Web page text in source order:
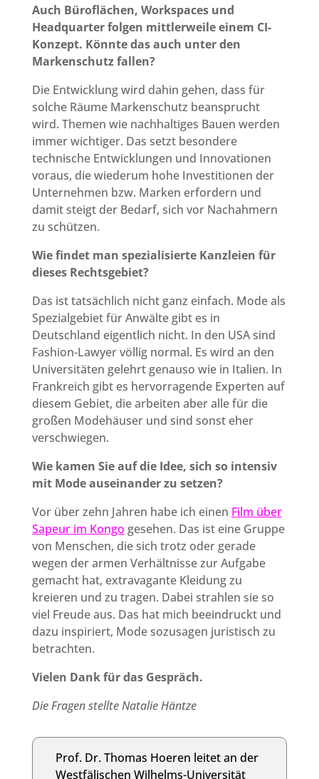
Auch Büroflächen, Workspaces und
Headquarter folgen mittlerweile einem CI-
Konzept. Könnte das auch unter den
Markenschutz fallen?
Die Entwicklung wird dahin gehen, dass für
solche Räume Markenschutz beansprucht
wird. Themen wie nachhaltiges Bauen werden
immer wichtiger. Das setzt besondere
technische Entwicklungen und Innovationen
voraus, die wiederum hohe Investitionen der
Unternehmen bzw. Marken erfordern und
damit steigt der Bedarf, sich vor Nachahmern
zu schützen.
Wie findet man spezialisierte Kanzleien für
dieses Rechtsgebiet?
Das ist tatsächlich nicht ganz einfach. Mode als
Spezialgebiet für Anwälte gibt es in
Deutschland eigentlich nicht. In den USA sind
Fashion-Lawyer völlig normal. Es wird an den
Universitäten gelehrt genauso wie in Italien. In
Frankreich gibt es hervorragende Experten auf
diesem Gebiet, die arbeiten aber alle für die
großen Modehäuser und sind sonst eher
verschwiegen.
Wie kamen Sie auf die Idee, sich so intensiv
mit Mode auseinander zu setzen?
Vor über zehn Jahren habe ich einen Film über
Sapeur im Kongo gesehen. Das ist eine Gruppe
von Menschen, die sich trotz oder gerade
wegen der armen Verhältnisse zur Aufgabe
gemacht hat, extravagante Kleidung zu
kreieren und zu tragen. Dabei strahlen sie so
viel Freude aus. Das hat mich beeindruckt und
dazu inspiriert, Mode sozusagen juristisch zu
betrachten.
Vielen Dank für das Gespräch.
Die Fragen stellte Natalie Häntze
Prof. Dr. Thomas Hoeren leitet an der
Westfälischen Wilhelms-Universität